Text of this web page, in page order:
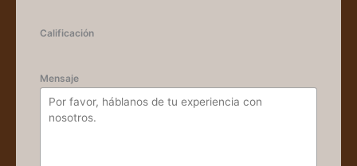
Calificación
Mensaje